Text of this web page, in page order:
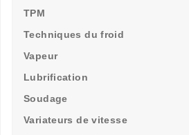
TPM
Techniques du froid
Vapeur
Lubrification
Soudage
Variateurs de vitesse